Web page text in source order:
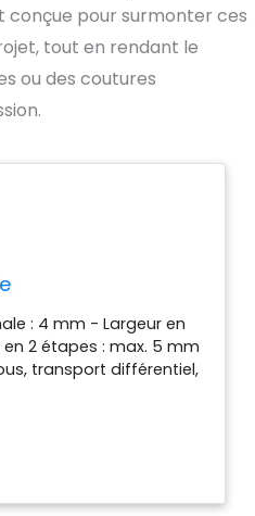
conçue pour surmonter ces
tout en rendant le
ou des coutures
: 4 mm - Largeur en
2 étapes : max. 5 mm
transport différentiel,
point, automatique
Pied presseur
avec Guide en